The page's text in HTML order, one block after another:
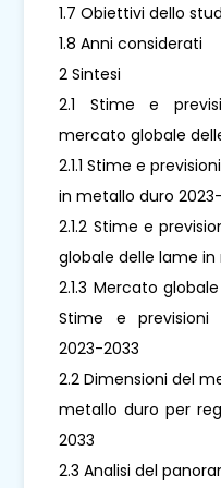
1.7 Obiettivi dello
1.8 Anni considerati
2 Sintesi
2.1 Stime e
mercato globale
2.1.1 Stime e
in metallo duro
2.1.2 Stime e
globale delle lame
2.1.3 Mercato
Stime e previsioni
2023-2033
2.2 Dimensioni del
metallo duro per
2033
2.3 Analisi del